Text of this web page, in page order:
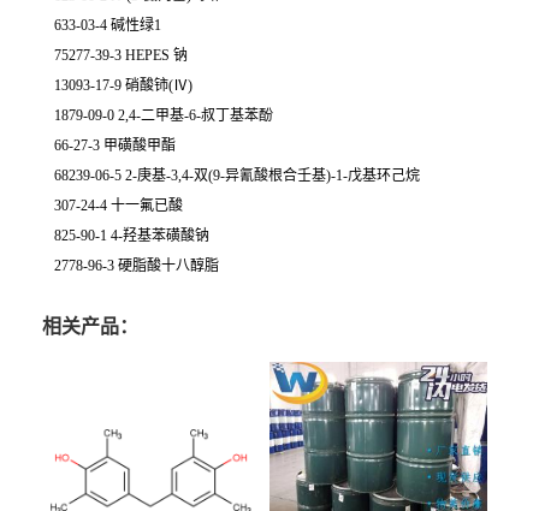
633-03-4 碱性绿1
75277-39-3 HEPES 钠
13093-17-9 硝酸铈(Ⅳ)
1879-09-0 2,4-二甲基-6-叔丁基苯酚
66-27-3 甲磺酸甲酯
68239-06-5 2-庚基-3,4-双(9-异氰酸根合壬基)-1-戊基环己烷
307-24-4 十一氟已酸
825-90-1 4-羟基苯磺酸钠
2778-96-3 硬脂酸十八醇脂
相关产品：